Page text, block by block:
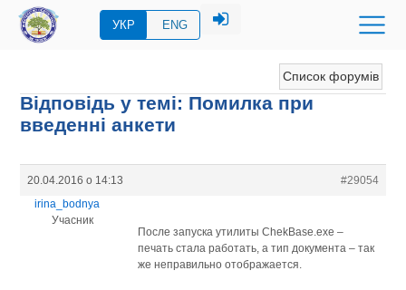
УКР ENG
Список форумів
Відповідь у темі: Помилка при
введенні анкети
20.04.2016 о 14:13
#29054
irina_bodnya
Учасник
После запуска утилиты ChekBase.exe –
печать стала работать, а тип документа – так
же неправильно отображается.